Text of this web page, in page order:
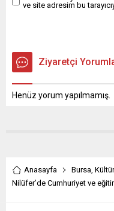
ve site adresim bu
Ziyaretçi
Henüz yorum yapılmamış.
Anasayfa Bursa,
Nilüfer’de Cumhuriyet ve